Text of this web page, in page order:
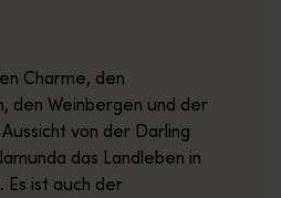
Charme, den
den Weinbergen und der
von der Darling
das Landleben in
ist auch der